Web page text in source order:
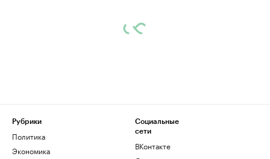
Рубрики
Политика
Экономика
Социальные
сети
ВКонтакте